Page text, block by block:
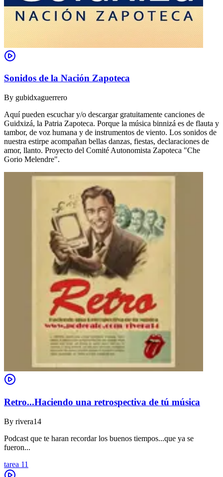
Sonidos de la Nación Zapoteca
By gubidxaguerrero
Aquí pueden escuchar y/o descargar gratuitamente canciones de
Guidxizá, la Patria Zapoteca. Porque la música binnizá es de flauta y
tambor, de voz humana y de instrumentos de viento. Los sonidos de
nuestra estirpe acompañan bellas danzas, fiestas, declaraciones de
amor, llanto. Proyecto del Comité Autonomista Zapoteca "Che
Gorio Melendre".
Retro...Haciendo una retrospectiva de tú música
By rivera14
Podcast que te haran recordar los buenos tiempos...que ya se
fueron...
tarea 11